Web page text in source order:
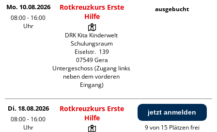
Mo. 10.08.2026
08:00 - 16:00
Uhr
Rotkreuzkurs Erste
Hilfe
DRK Kita Kinderwelt
Schulungsraum
Eiselstr.  139
07549 Gera
Untergeschoss (Zugang links
neben dem vorderen
Eingang)
ausgebucht
Di. 18.08.2026
08:00 - 16:00
Uhr
Rotkreuzkurs Erste
Hilfe
jetzt anmelden
9 von 15 Plätzen frei